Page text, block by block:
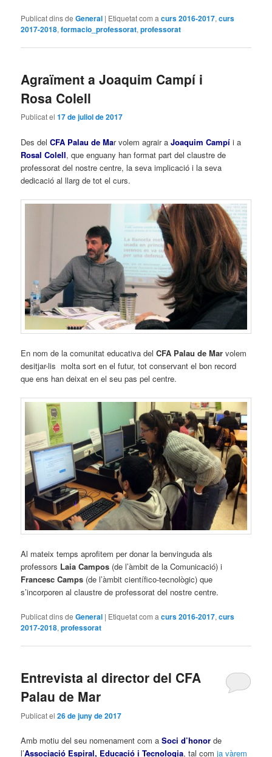
Publicat dins de General | Etiquetat com a curs 2016-2017,curs
2017-2018,formacio_professorat,professorat
Agraïment a Joaquim Campí i
Rosa Colell
Publicat el17 de juliol de 2017
Des delCFA Palau de Mar volem agrair aJoaquim Campí i a
Rosal Colell, que enguany han format part del claustre de
professorat del nostre centre, la seva implicació i la seva
dedicació al llarg de tot el curs.
En nom de la comunitat educativa delCFA Palau de Mar volem
desitjar-lis molta sort en el futur, tot conservant el bon record
que ens han deixat en el seu pas pel centre.
Al mateix temps aprofitem per donar la benvinguda als
professors Laia Campos (de l’àmbit de la Comunicació) i
Francesc Camps (de l’àmbit científico-tecnològic) que
s’incorporen al claustre de professorat del nostre centre.
Publicat dins de General | Etiquetat com a curs 2016-2017,curs
2017-2018,professorat
Entrevista al director del CFA
Palau de Mar
Publicat el26 de juny de 2017
Amb motiu del seu nomenament com aSoci d’honor de
l’Associació Espiral, Educació i Tecnologia, tal com ja vàrem